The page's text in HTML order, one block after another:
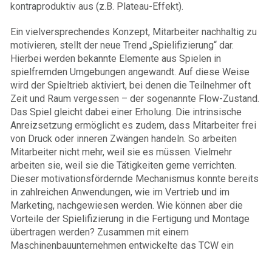
kontraproduktiv aus (z.B. Plateau-Effekt).
Ein vielversprechendes Konzept, Mitarbeiter nachhaltig zu
motivieren, stellt der neue Trend „Spielifizierung“ dar.
Hierbei werden bekannte Elemente aus Spielen in
spielfremden Umgebungen angewandt. Auf diese Weise
wird der Spieltrieb aktiviert, bei denen die Teilnehmer oft
Zeit und Raum vergessen – der sogenannte Flow-Zustand.
Das Spiel gleicht dabei einer Erholung. Die intrinsische
Anreizsetzung ermöglicht es zudem, dass Mitarbeiter frei
von Druck oder inneren Zwängen handeln. So arbeiten
Mitarbeiter nicht mehr, weil sie es müssen. Vielmehr
arbeiten sie, weil sie die Tätigkeiten gerne verrichten.
Dieser motivationsfördernde Mechanismus konnte bereits
in zahlreichen Anwendungen, wie im Vertrieb und im
Marketing, nachgewiesen werden. Wie können aber die
Vorteile der Spielifizierung in die Fertigung und Montage
übertragen werden? Zusammen mit einem
Maschinenbauunternehmen entwickelte das TCW ein